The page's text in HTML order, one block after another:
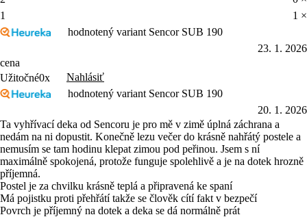
1
1 ×
hodnotený variant Sencor SUB 190
23. 1. 2026
cena
Užitočné0x
Nahlásiť
hodnotený variant Sencor SUB 190
20. 1. 2026
Ta vyhřívací deka od Sencoru je pro mě v zimě úplná záchrana a
nedám na ni dopustit. Konečně lezu večer do krásně nahřátý postele a
nemusím se tam hodinu klepat zimou pod peřinou. Jsem s ní
maximálně spokojená, protože funguje spolehlivě a je na dotek hrozně
příjemná.
Postel je za chvilku krásně teplá a připravená ke spaní
Má pojistku proti přehřátí takže se člověk cítí fakt v bezpečí
Povrch je příjemný na dotek a deka se dá normálně prát